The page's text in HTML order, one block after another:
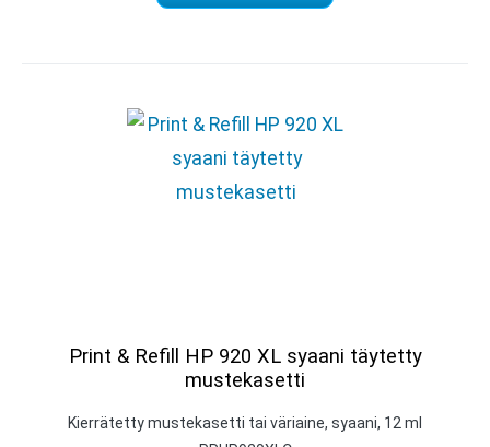
Print & Refill HP 920 XL syaani täytetty
mustekasetti
Kierrätetty mustekasetti tai väriaine, syaani, 12 ml